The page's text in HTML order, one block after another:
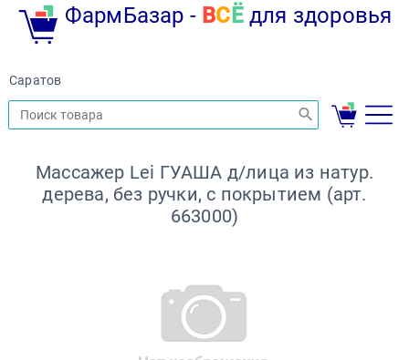
ФармБазар - ВС Ёдля здоровья
Саратов
Массажер Lei ГУАША д/лица из натур.
дерева, без ручки, с покрытием (арт.
663000)